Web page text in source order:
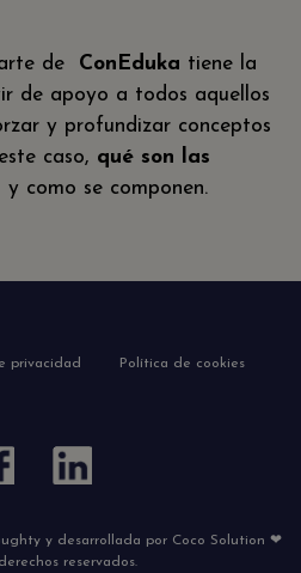
de ConEduka tiene la
de apoyo a todos aquellos
y profundizar conceptos
caso, qué son las
y como se componen.
privacidad Política de cookies
y desarrollada por Coco Solution ❤
reservados.